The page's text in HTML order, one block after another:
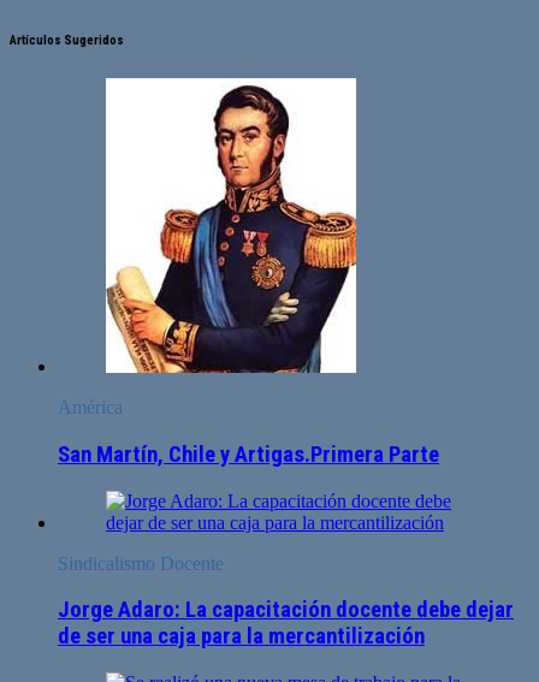
Artículos Sugeridos
América
San Martín, Chile y Artigas.Primera Parte
Sindicalismo Docente
Jorge Adaro: La capacitación docente debe dejar
de ser una caja para la mercantilización